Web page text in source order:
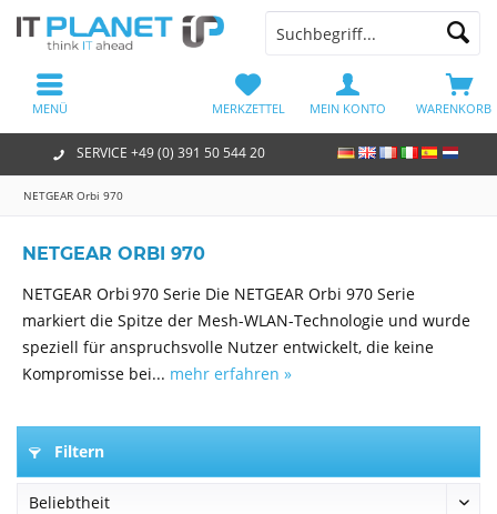
SERVICE +49 (0) 391 50 544 20
WARENKORB
MERKZETTEL MEIN KONTO
MENÜ
NETGEAR Orbi 970
NETGEAR ORBI 970
NETGEAR Orbi 970 Serie Die NETGEAR Orbi 970 Serie
markiert die Spitze der Mesh-WLAN-Technologie und wurde
speziell für anspruchsvolle Nutzer entwickelt, die keine
Kompromisse bei... mehr erfahren »
Filtern